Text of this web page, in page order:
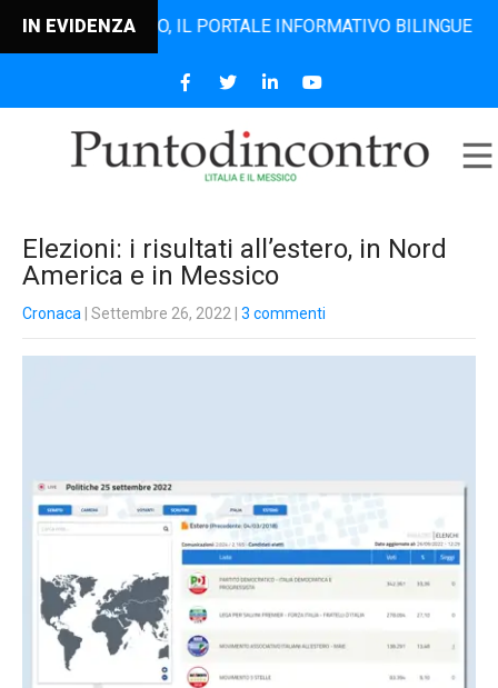
IN EVIDENZAIL PORTALE INFORMATIVO BILINGUE CHE
Elezioni: i risultati all’estero, in Nord
America e in Messico
Cronaca | Settembre 26, 2022 3 commenti